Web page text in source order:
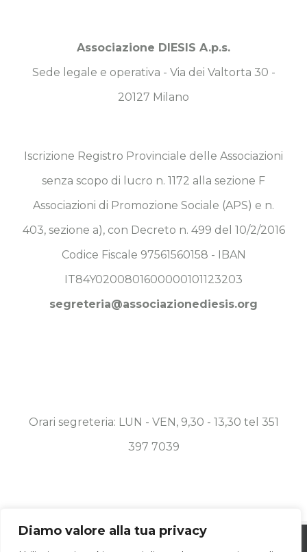
Diamo valore alla tua privacy
Associazione DIESIS A.p.s.
Sede legale e operativa - Via dei Valtorta 30 -
20127 Milano
Iscrizione Registro Provinciale delle Associazioni
senza scopo di lucro n. 1172 alla sezione F
Associazioni di Promozione Sociale (APS) e n.
403, sezione a), con Decreto n. 499 del 10/2/2016
Codice Fiscale 97561560158 - IBAN
IT84Y0200801600000101123203
segreteria@associazionediesis.org
Orari segreteria: LUN - VEN, 9,30 - 13,30 tel 351
397 7039